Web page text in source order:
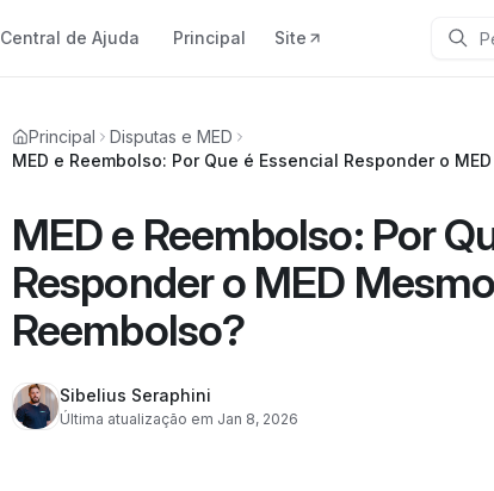
Central de Ajuda Principal Site
Principal
Disputas e MED
MED e Reembolso: Por Que é Essencial Responder o
MED e Reembolso: Por
Responder o MED
Reembolso?
Sibelius Seraphini
Última atualização em Jan 8, 2026